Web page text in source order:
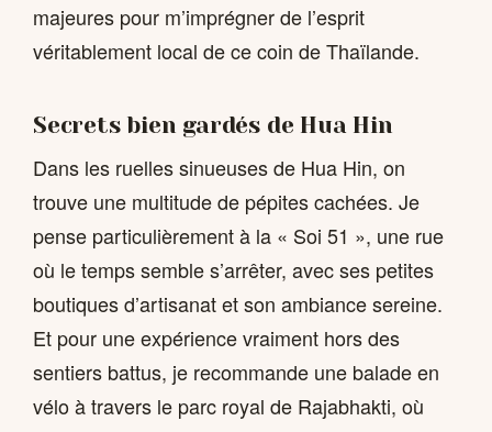
majeures pour m’imprégner de l’esprit
véritablement local de ce coin de Thaïlande.
Secrets bien gardés de Hua Hin
Dans les ruelles sinueuses de Hua Hin, on
trouve une multitude de pépites cachées. Je
pense particulièrement à la « Soi 51 », une rue
où le temps semble s’arrêter, avec ses petites
boutiques d’artisanat et son ambiance sereine.
Et pour une expérience vraiment hors des
sentiers battus, je recommande une balade en
vélo à travers le parc royal de Rajabhakti, où